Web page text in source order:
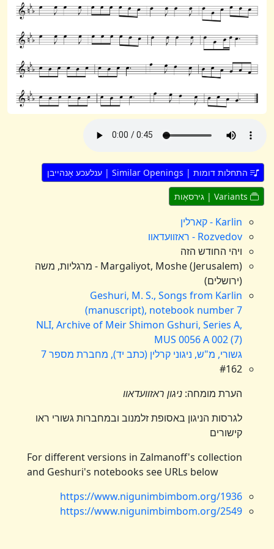
התחלות דומות | Similar Openings | ענלעכע אָנהייבן
Karlin - קארלין
Rozvedov - ראזוועדאוו
ויהי החודש הזה
Margaliyot, Moshe (Jerusalem) - מרגליות, משה
(ירושלים)
Geshuri, M. S., Songs from Karlin
(manuscript), notebook number 7
NLI, Archive of Meir Shimon Gshuri, Series A,
MUS 0056 A 002 (7)
גשורי, מ"ש, ניגוני קרלין (כתב יד), מחברת מספר 7
#162
הערת מומחה:ניגון ראזוועדאוו
לגרסות הניגון באסופת זלמנוב ובמחברות גשורי ראו
קישורים
For different versions in Zalmanoff's collection
and Geshuri's notebooks see URLs below
https://www.nigunimbimbom.org/1936
https://www.nigunimbimbom.org/2549